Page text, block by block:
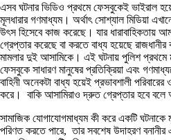
এসব ঘটনার ভিডিও প্রথমে ফেসবুকেই ভাইরাল
মূলধারার গণমাধ্যম। অর্থাৎ সোশ্যাল মিডিয়া
উৎস হিসেবে কাজ করেছে। যার ধারাবাহিকতায়
গ্রেপ্তার করেছে বা করতে বাধ্য হয়েছে
মামলার দুই আসামিকে। এই ঘটনায় পুলিশ প্রথমে
ফেসবুকে সাধারণ মানুষের প্রতিক্রিয়া এবং
বাহিনী অনেকটা বাধ্য হয়েই প্রভাবশালী
করে। বাকি আসামিরাও দ্রুত গ্রেপ্তার হবে বলে
সামাজিক যোগাযোগমাধ্যম কী করে একটি ঘটনাকে
পরিণত করতে পারে, তার সবশেষ উদাহরণ